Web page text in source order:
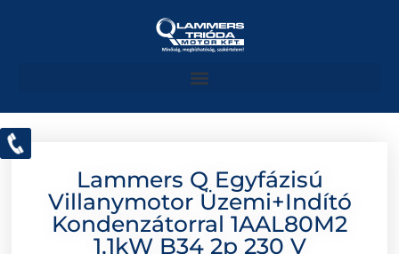
Lammers Q Egyfázisú
Villanymotor Üzemi+indító
Kondenzátorral 1AAL80M2
1,1kW B34 2p 230 V